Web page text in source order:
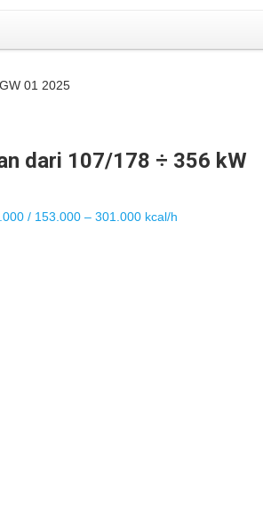
dari 107/178 ÷ 356 kW
/ 153.000 – 301.000 kcal/h